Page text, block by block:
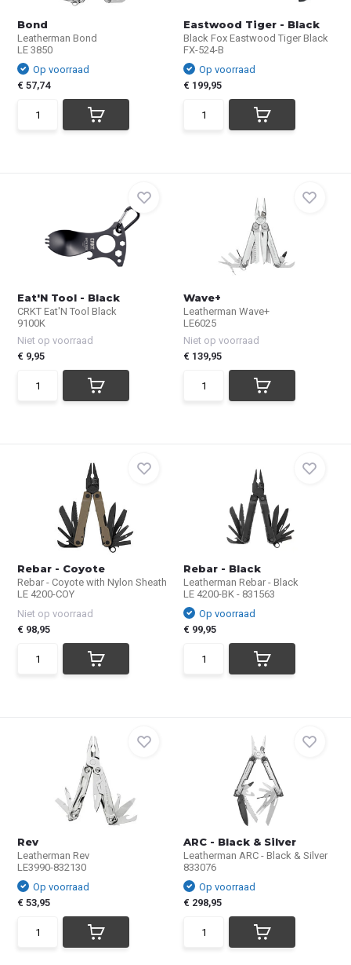
Bond
Leatherman Bond
LE 3850
Op voorraad
€ 57,74
Eastwood Tiger - Black
Black Fox Eastwood Tiger Black
FX-524-B
Op voorraad
€ 199,95
Eat'N Tool - Black
CRKT Eat'N Tool Black
9100K
Niet op voorraad
€ 9,95
Wave+
Leatherman Wave+
LE6025
Niet op voorraad
€ 139,95
Rebar - Coyote
Rebar - Coyote with Nylon Sheath
LE 4200-COY
Niet op voorraad
€ 98,95
Rebar - Black
Leatherman Rebar - Black
LE 4200-BK - 831563
Op voorraad
€ 99,95
Rev
Leatherman Rev
LE3990-832130
Op voorraad
€ 53,95
ARC - Black & Silver
Leatherman ARC - Black & Silver
833076
Op voorraad
€ 298,95